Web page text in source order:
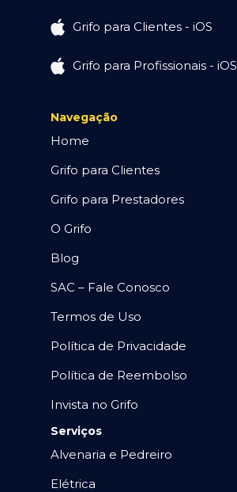
Grifo para Clientes - iOS
Grifo para Profissionais - iOS
Navegação
Home
Grifo para Clientes
Grifo para Prestadores
O Grifo
Blog
SAC – Fale Conosco
Termos de Uso
Política de Privacidade
Política de Reembolso
Invista no Grifo
Serviços
Alvenaria e Pedreiro
Elétrica